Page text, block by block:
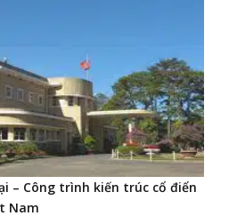
– Công trình kiến trúc cổ điển
Nam